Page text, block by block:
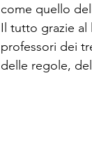
come quello
Il tutto grazie al
professori dei
delle regole,